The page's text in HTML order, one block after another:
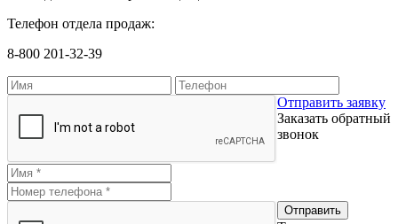
Телефон отдела продаж:
8-800 201-32-39
Отправить заявку
Заказать обратный
звонок